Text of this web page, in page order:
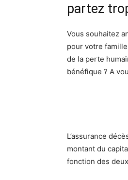
partez
Vous souhaitez
pour votre
de la perte
bénéfique ? A
L’assurance
montant du
fonction des